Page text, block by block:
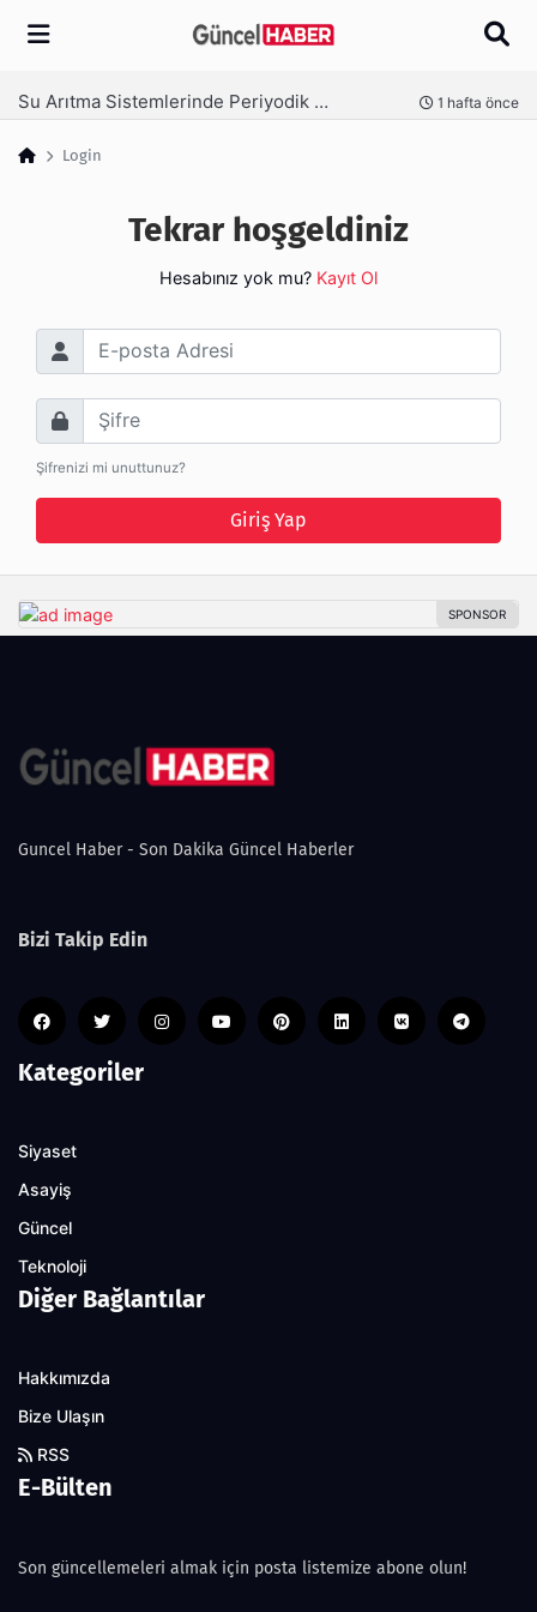
Arama
Su Arıtma Sistemlerinde Periyodik Bakım Neden Kritik? 1 hafta önce
Login
Tekrar hoşgeldiniz
Hesabınız yok mu? Kayıt Ol
E-posta Adresi
Şifre
Şifrenizi mi unuttunuz?
Giriş Yap
Guncel Haber - Son Dakika Güncel Haberler
Bizi Takip Edin
Kategoriler
Siyaset
Asayiş
Güncel
Teknoloji
Diğer Bağlantılar
Hakkımızda
Bize Ulaşın
RSS
E-Bülten
Son güncellemeleri almak için posta listemize abone olun!